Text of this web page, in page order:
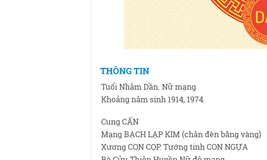
THÔNG TIN
Tuổi Nhâm Dần. Nữ mạng
Khoảng năm sinh 1914, 1974
Cung CẤN
Mạng BẠCH LẠP KIM (chân đèn bằng vàng)
Xương CON CỌP. Tướng tinh CON NGỰA